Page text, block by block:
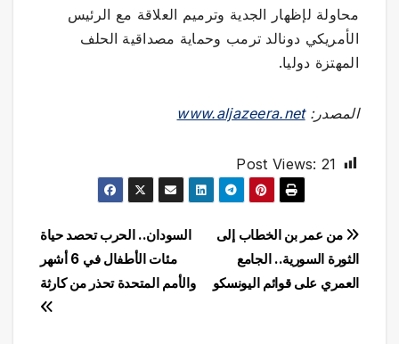
محاولة لإظهار الجدية وترميم العلاقة مع الرئيس
الأمريكي دونالد ترمب وحماية مصداقية الحلف
المهتزة دوليا.
المصدر:www.aljazeera.net
Post Views: 21
تصفّح
المقالات
السودان.. الحرب تحصد حياة
مئات الأطفال في 6 أشهر
والأمم المتحدة تحذر من كارثة
من عمر بن الخطاب إلى
الثورة السورية.. الجامع
العمري على قوائم اليونسكو